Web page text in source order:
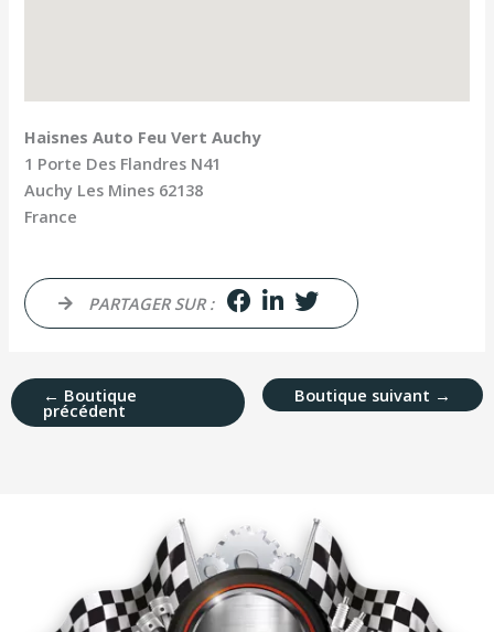
Haisnes Auto Feu Vert Auchy
1 Porte Des Flandres N41
Auchy Les Mines 62138
France
PARTAGER SUR :
← Boutique
précédent
Boutique suivant →